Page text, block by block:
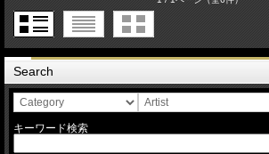
Search
キーワード検索